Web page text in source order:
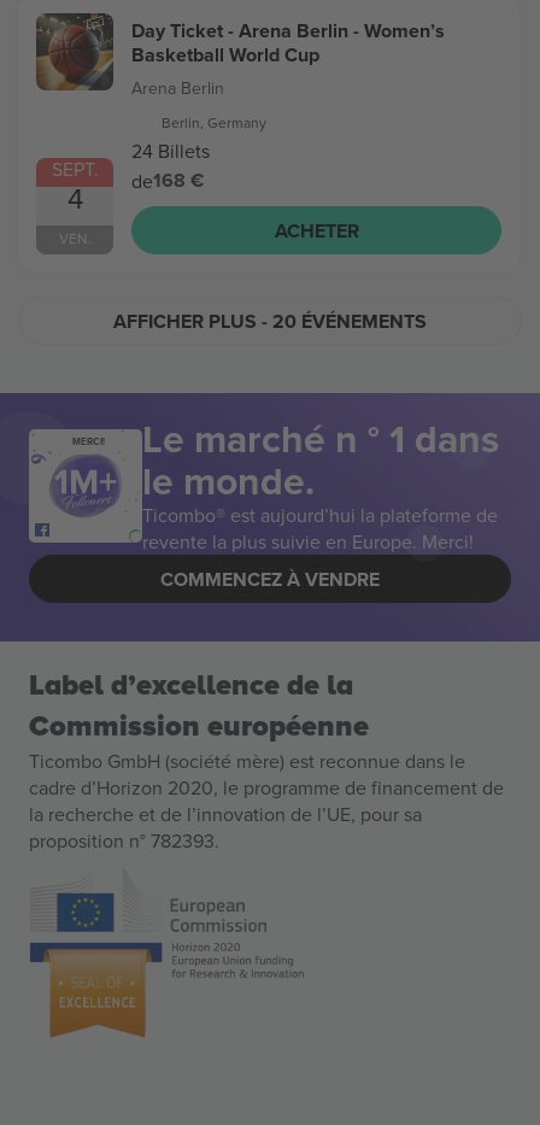
SEPT.
4
VEN.
Day Ticket - Arena Berlin - Women’s
Basketball World Cup
Arena Berlin
Berlin, Germany
24 Billets
de168 €
ACHETER
AFFICHER PLUS - 20 ÉVÉNEMENTS
MERCI! Le marché n ° 1 dans
le monde.
Ticombo® est aujourd’hui la plateforme de
revente la plus suivie en Europe. Merci!
COMMENCEZ À VENDRE
Label d’excellence de la
Commission européenne
Ticombo GmbH (société mère) est reconnue dans le
cadre d’Horizon 2020, le programme de financement de
la recherche et de l’innovation de l’UE, pour sa
proposition n° 782393.